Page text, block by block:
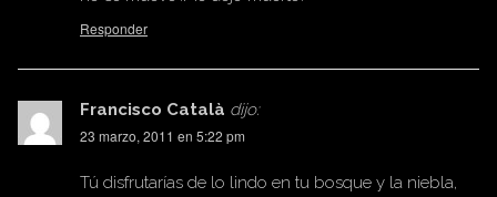
Responder
Francisco Català dijo:
23 marzo, 2011 en 5:22 pm
Tú disfrutarías de lo lindo en tu bosque y la niebla,